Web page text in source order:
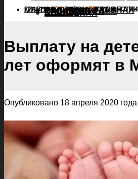
ГЛАВНАЯПОЛИТИКА
КУЛЬТУРАПОСЕЛЕНИЯГЛАВНАЯ
ПОЛИТИКА
ПРОИСШЕСТВИЯ
ПРОКУРАТУРА
СПОРТ
КУЛЬТУРА
ПОСЕЛЕНИЯ
Выплату на
лет оформят в
Опубликовано 18 апреля 2020